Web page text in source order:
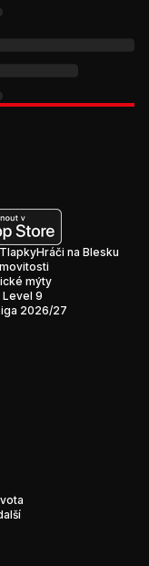
Hráči na Blesku
mýty
9
2026/27